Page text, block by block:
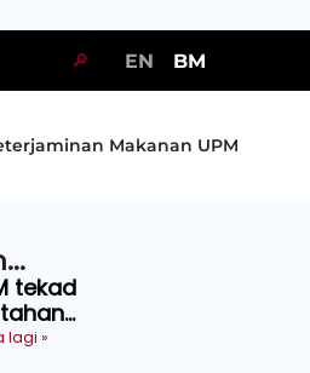
🔎 EN BM
Makanan UPM
tekad
SUKUM
lagi »